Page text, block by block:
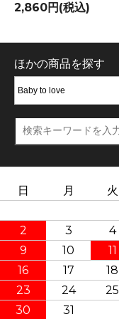
2,860円(税込)
ほかの商品を探す
日
月 火
2
3 4
9
10 11
16
17 18
23
24 25
30
31